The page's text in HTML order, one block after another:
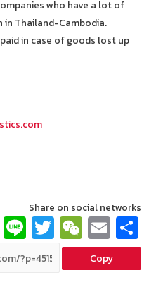
who have a lot of
in Thailand-Cambodia.
in case of goods lost up
Share on social networks
b
Li
n
e
T
wi
tt
W
e
C
E
m
ai
Copy